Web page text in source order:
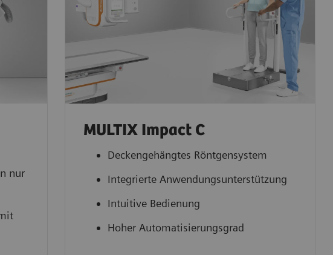
nur
MULTIX Impact C
Deckengehängtes Röntgensystem
Integrierte Anwendungsunterstützung
Intuitive Bedienung
Hoher Automatisierungsgrad